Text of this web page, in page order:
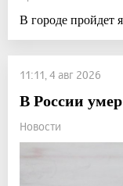
В городе пройдет
11:11, 4 авг 2026
В России
Новости